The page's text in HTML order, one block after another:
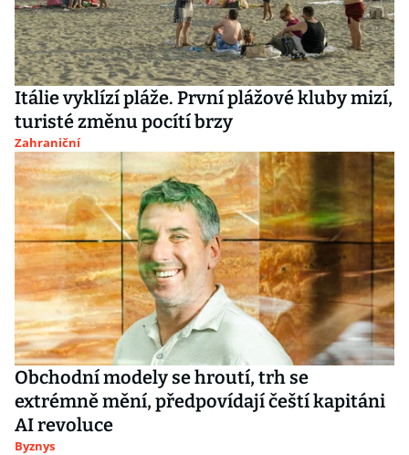
Itálie vyklízí pláže. První plážové kluby mizí,
turisté změnu pocítí brzy
Zahraniční
Obchodní modely se hroutí, trh se
extrémně mění, předpovídají čeští kapitáni
AI revoluce
Byznys